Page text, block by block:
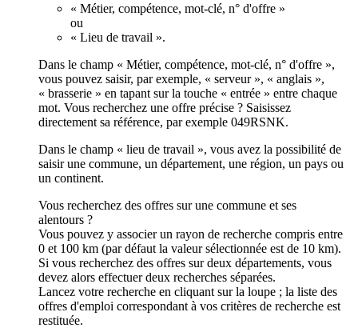
« Métier, compétence, mot-clé, n° d'offre »
ou
« Lieu de travail ».
Dans le champ « Métier, compétence, mot-clé, n° d'offre »,
vous pouvez saisir, par exemple, « serveur », « anglais »,
« brasserie » en tapant sur la touche « entrée » entre chaque
mot. Vous recherchez une offre précise ? Saisissez
directement sa référence, par exemple 049RSNK.
Dans le champ « lieu de travail », vous avez la possibilité de
saisir une commune, un département, une région, un pays ou
un continent.
Vous recherchez des offres sur une commune et ses
alentours ?
Vous pouvez y associer un rayon de recherche compris entre
0 et 100 km (par défaut la valeur sélectionnée est de 10 km).
Si vous recherchez des offres sur deux départements, vous
devez alors effectuer deux recherches séparées.
Lancez votre recherche en cliquant sur la loupe ; la liste des
offres d'emploi correspondant à vos critères de recherche est
restituée.